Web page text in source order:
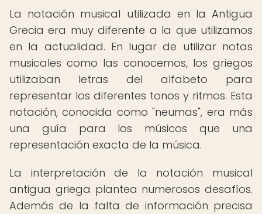
La notación musical utilizada en la Antigua
Grecia era muy diferente a la que utilizamos
en la actualidad. En lugar de utilizar notas
musicales como las conocemos, los griegos
utilizaban letras del alfabeto para
representar los diferentes tonos y ritmos. Esta
notación, conocida como "neumas", era más
una guía para los músicos que una
representación exacta de la música.
La interpretación de la notación musical
antigua griega plantea numerosos desafíos.
Además de la falta de información precisa